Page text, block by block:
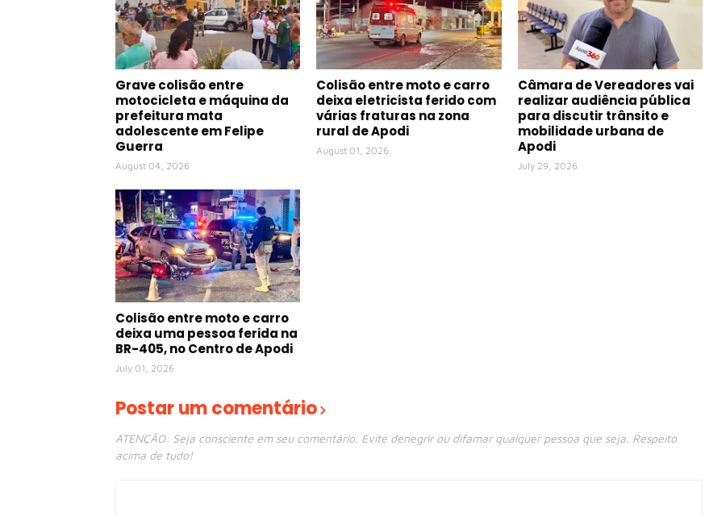
Grave colisão entre
motocicleta e máquina da
prefeitura mata
adolescente em Felipe
Guerra
August 04, 2026
Colisão entre moto e carro
deixa eletricista ferido com
várias fraturas na zona
rural de Apodi
August 01, 2026
Câmara de Vereadores vai
realizar audiência pública
para discutir trânsito e
mobilidade urbana de
Apodi
July 29, 2026
Colisão entre moto e carro
deixa uma pessoa ferida na
BR-405, no Centro de Apodi
July 01, 2026
Postar um comentário
ATENÇÃO: Seja consciente em seu comentário. Evite denegrir ou difamar qualquer pessoa que seja. Respeito
acima de tudo!